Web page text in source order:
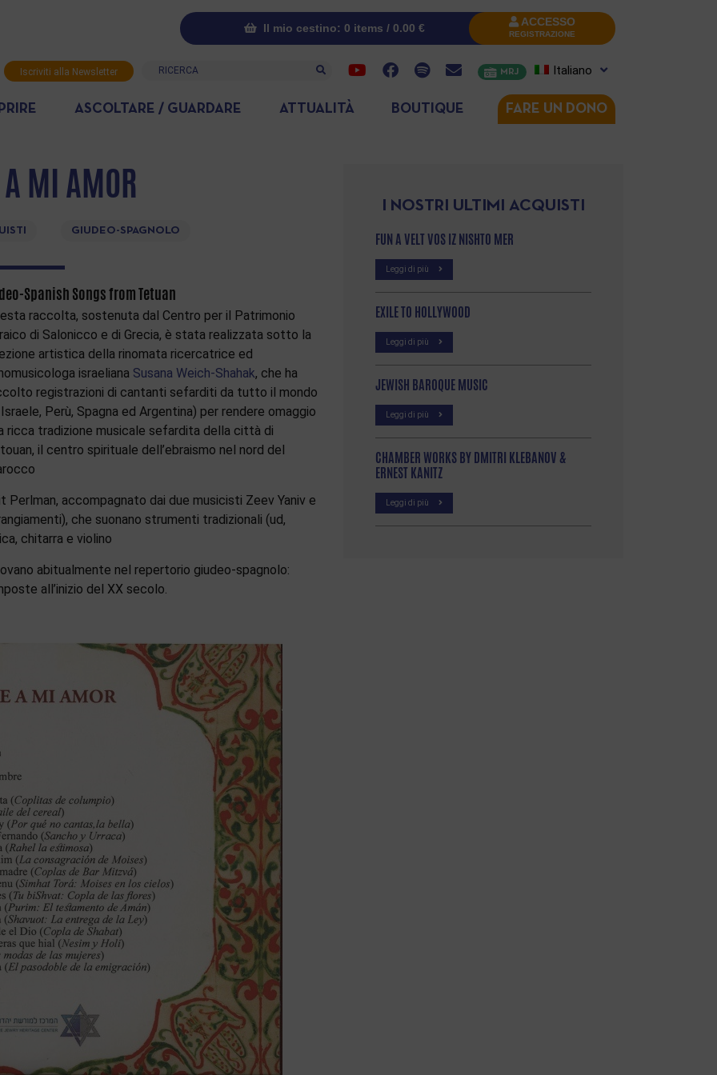
Il mio cestino: 0 items / 0.00 € ACCESSO
REGISTRAZIONE
Iscriviti alla Newsletter Ricerca MRJ Italiano
ASCOLTARE / GUARDARE ATTUALITÀ BOUTIQUE FARE UN DONO
MI AMOR
GIUDEO-SPAGNOLO
Spanish Songs from Tetuan
raccolta, sostenuta dal Centro per il Patrimonio
di Salonicco e di Grecia, è stata realizzata sotto la
artistica della rinomata ricercatrice ed
israeliana Susana Weich-Shahak, che ha
registrazioni di cantanti sefarditi da tutto il mondo
Perù, Spagna ed Argentina) per rendere omaggio
ricca tradizione musicale sefardita della città di
il centro spirituale dell’ebraismo nel nord del
accompagnato dai due musicisti Zeev Yaniv e
che suonano strumenti tradizionali (ud,
chitarra e violino
abitualmente nel repertorio giudeo-spagnolo:
all’inizio del XX secolo.
I NOSTRI ULTIMI ACQUISTI
FUN A VELT VOS IZ NISHTO MER
Leggi di più
EXILE TO HOLLYWOOD
Leggi di più
JEWISH BAROQUE MUSIC
Leggi di più
CHAMBER WORKS BY DMITRI KLEBANOV &
ERNEST KANITZ
Leggi di più